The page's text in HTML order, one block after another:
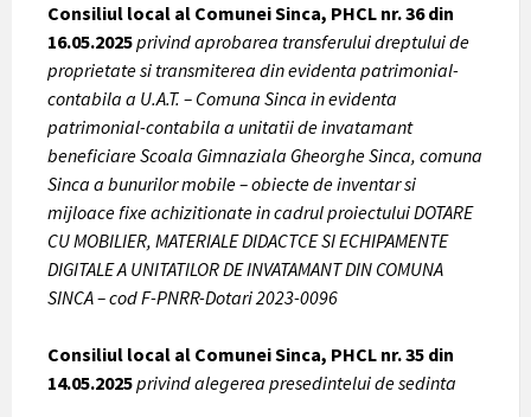
Consiliul local al Comunei Sinca, PHCL nr. 36 din
16.05.2025privind aprobarea transferului dreptului de
proprietate si transmiterea din evidenta patrimonial-
contabila a U.A.T. – Comuna Sinca in evidenta
patrimonial-contabila a unitatii de invatamant
beneficiare Scoala Gimnaziala Gheorghe Sinca, comuna
Sinca a bunurilor mobile – obiecte de inventar si
mijloace fixe achizitionate in cadrul proiectului DOTARE
CU MOBILIER, MATERIALE DIDACTCE SI ECHIPAMENTE
DIGITALE A UNITATILOR DE INVATAMANT DIN COMUNA
SINCA – cod F-PNRR-Dotari 2023-0096
Consiliul local al Comunei Sinca, PHCL nr. 35 din
14.05.2025privind alegerea presedintelui de sedinta